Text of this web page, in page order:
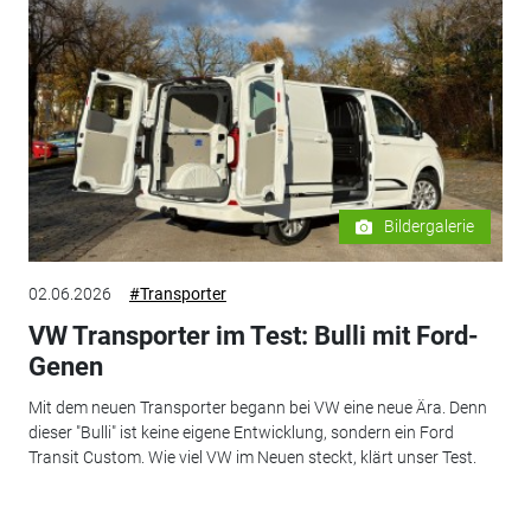
Bildergalerie
02.06.2026 #Transporter
VW Transporter im Test: Bulli mit Ford-
Genen
Mit dem neuen Transporter begann bei VW eine neue Ära. Denn
dieser "Bulli" ist keine eigene Entwicklung, sondern ein Ford
Transit Custom. Wie viel VW im Neuen steckt, klärt unser Test.